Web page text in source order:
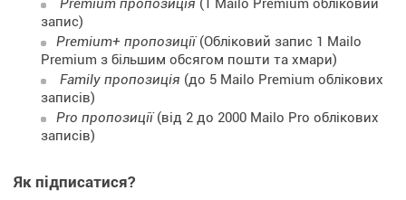
Premium пропозиція (1 Mailo Premium обліковий
запис)
Premium+ пропозиції(Обліковий запис 1 Mailo
Premium з більшим обсягом пошти та хмари)
Family пропозиція (до 5 Mailo Premium облікових
записів)
Pro пропозиції(від 2 до 2000 Mailo Pro облікових
записів)
Як підписатися?